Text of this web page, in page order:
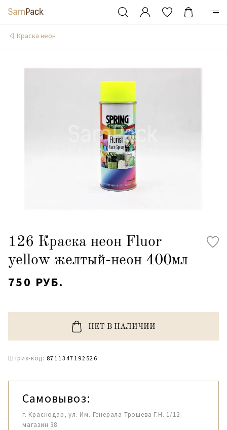
Краска неон
126 Краска неон Fluor
yellow желтый-неон 400мл
750 РУБ.
НЕТ В НАЛИЧИИ
Штрих-код: 8711347192526
Самовывоз:
г. Краснодар, ул. Им. Генерала Трошева Г.Н. 1/12
магазин 38.